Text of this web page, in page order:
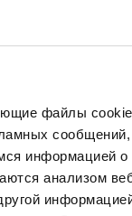
файлы
информацией
анализом